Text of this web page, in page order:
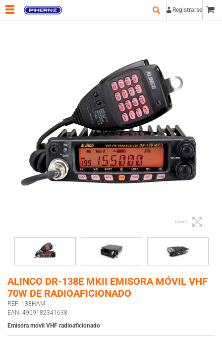
Registrarse
Expand
ALINCO DR-138E MKII EMISORA MÓVIL VHF
70W DE RADIOAFICIONADO
REF: 138HAM
EAN: 4969182341638
Emisora móvil VHF radioaficionado